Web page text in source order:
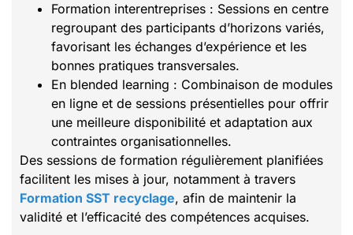
Formation interentreprises : Sessions en centre
regroupant des participants d’horizons variés,
favorisant les échanges d’expérience et les
bonnes pratiques transversales.
En blended learning : Combinaison de modules
en ligne et de sessions présentielles pour offrir
une meilleure disponibilité et adaptation aux
contraintes organisationnelles.
Des sessions de formation régulièrement planifiées
facilitent les mises à jour, notamment à travers
Formation SST recyclage, afin de maintenir la
validité et l’efficacité des compétences acquises.